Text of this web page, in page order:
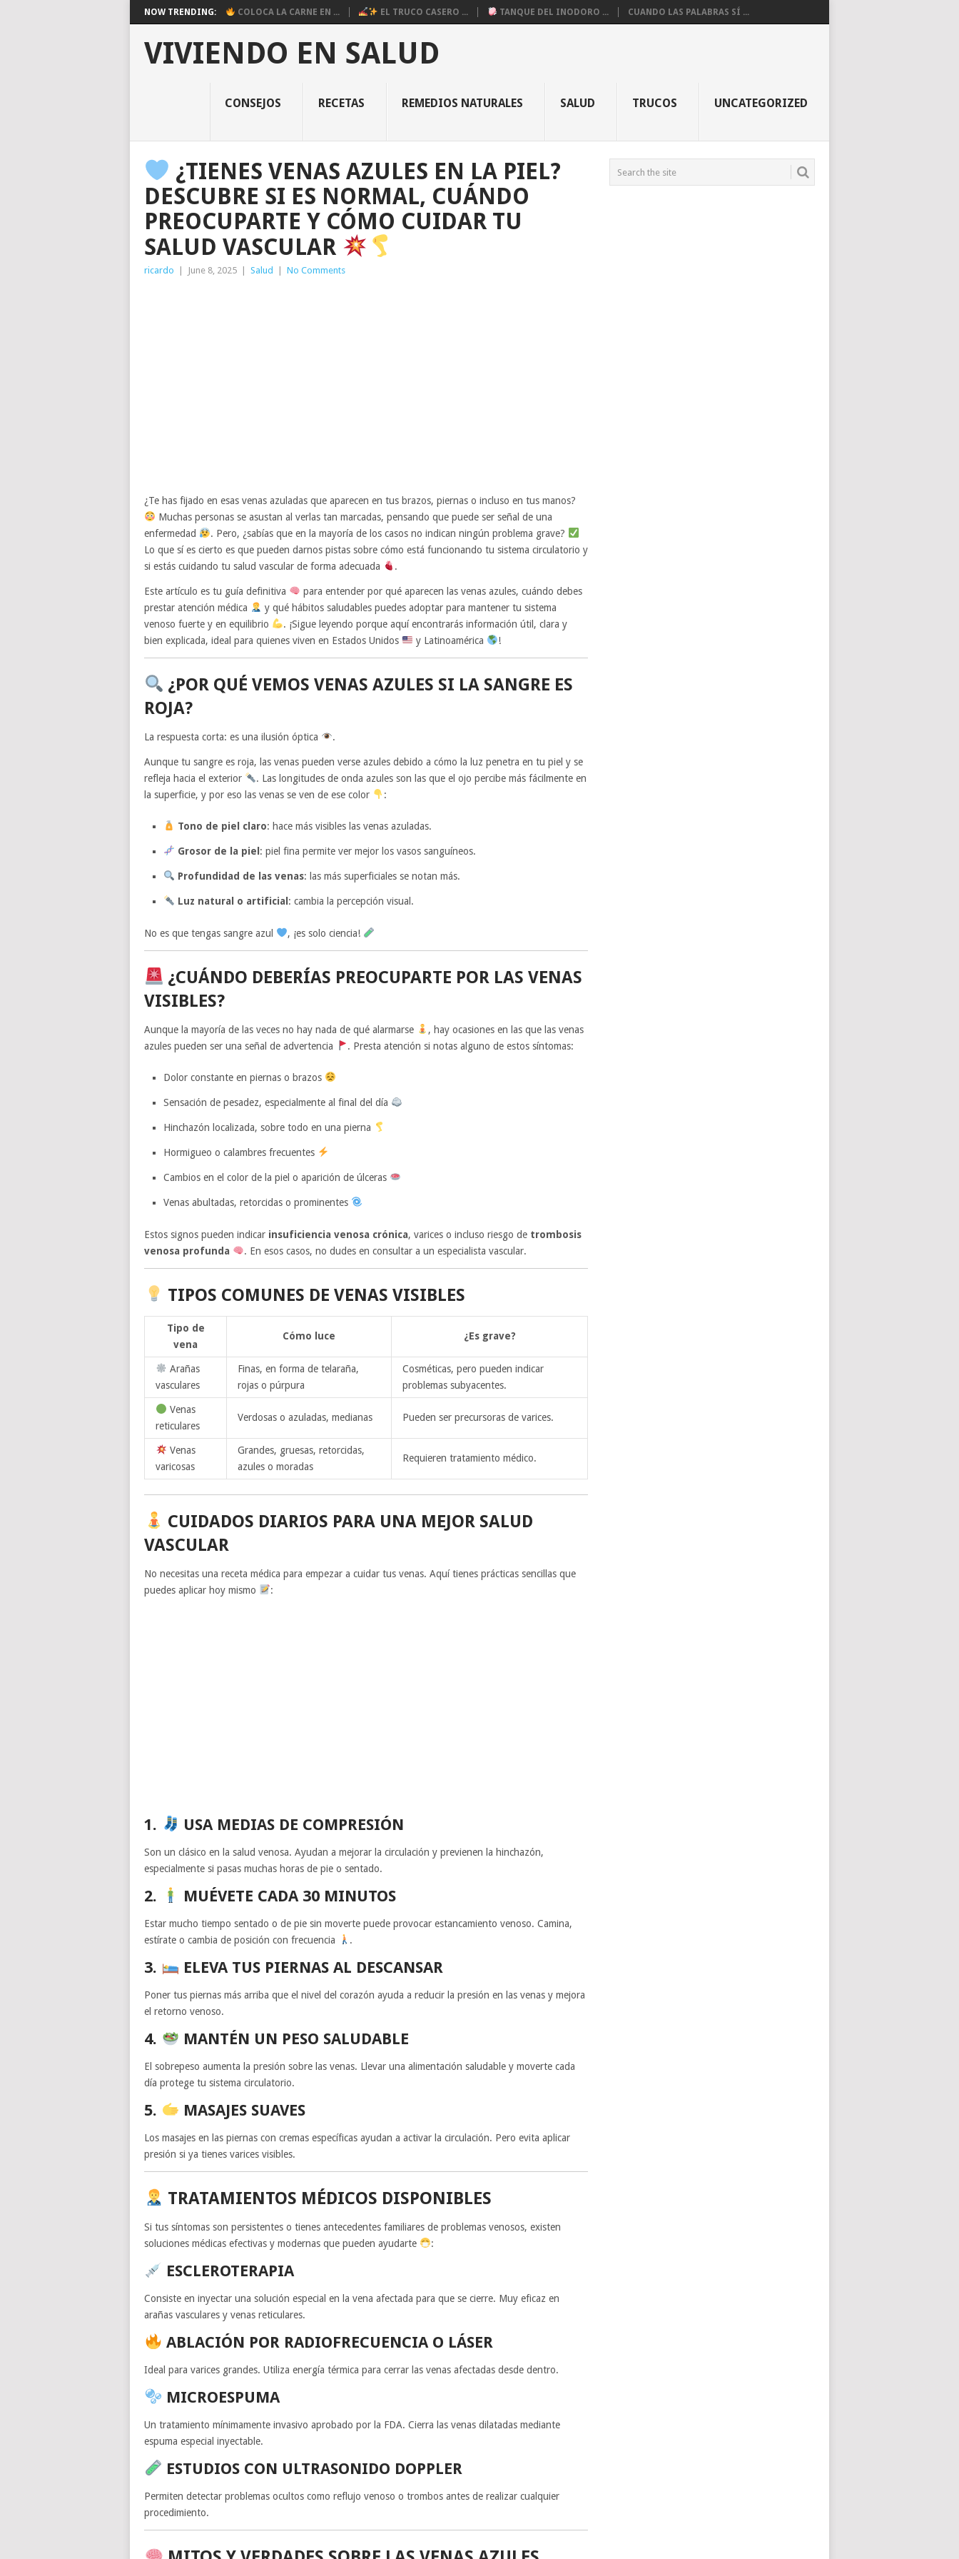
NOW TRENDING: COLOCA LA CARNE EN ... EL TRUCO CASERO ... TANQUE DEL INODORO ... CUANDO LAS PALABRAS SÍ ...
VIVIENDO EN SALUD
CONSEJOS RECETAS REMEDIOS NATURALES SALUD TRUCOS UNCATEGORIZED
¿TIENES VENAS AZULES EN LA PIEL?
DESCUBRE SI ES NORMAL, CUÁNDO
PREOCUPARTE Y CÓMO CUIDAR TU
SALUD VASCULAR
ricardo | June 8, 2025 | Salud | No Comments
¿Te has fijado en esas venas azuladas que aparecen en tus brazos, piernas o incluso en tus manos?
Muchas personas se asustan al verlas tan marcadas, pensando que puede ser señal de una
enfermedad
. Pero, ¿sabías que en la mayoría de los casos no indican ningún problema grave?
Lo que sí es cierto es que pueden darnos pistas sobre cómo está funcionando tu sistema circulatorio y
si estás cuidando tu salud vascular de forma adecuada
.
Este artículo es tu guía definitiva
para entender por qué aparecen las venas azules, cuándo debes
prestar atención médica
y qué hábitos saludables puedes adoptar para mantener tu sistema
venoso fuerte y en equilibrio
. ¡Sigue leyendo porque aquí encontrarás información útil, clara y
bien explicada, ideal para quienes viven en Estados Unidos
y Latinoamérica !
¿POR QUÉ VEMOS VENAS AZULES SI LA SANGRE ES
ROJA?
La respuesta corta: es una ilusión óptica .
Aunque tu sangre es roja, las venas pueden verse azules debido a cómo la luz penetra en tu piel y se
refleja hacia el exterior
. Las longitudes de onda azules son las que el ojo percibe más fácilmente en
la superficie, y por eso las venas se ven de ese color
:
Tono de piel claro: hace más visibles las venas azuladas.
Grosor de la piel : piel fina permite ver mejor los vasos sanguíneos.
Profundidad de las venas: las más superficiales se notan más.
Luz natural o artificial : cambia la percepción visual.
No es que tengas sangre azul , ¡es solo ciencia!
¿CUÁNDO DEBERÍAS PREOCUPARTE POR LAS VENAS
VISIBLES?
Aunque la mayoría de las veces no hay nada de qué alarmarse
, hay ocasiones en las que las venas
azules pueden ser una señal de advertencia
. Presta atención si notas alguno de estos síntomas:
Dolor constante en piernas o brazos
Sensación de pesadez, especialmente al final del día
Hinchazón localizada, sobre todo en una pierna
Hormigueo o calambres frecuentes
Cambios en el color de la piel o aparición de úlceras
Venas abultadas, retorcidas o prominentes
Estos signos pueden indicar insuficiencia venosa crónica, varices o incluso riesgo de trombosis
venosa profunda
. En esos casos, no dudes en consultar a un especialista vascular.
TIPOS COMUNES DE VENAS VISIBLES
Tipo de
vena
Cómo luce ¿Es grave?
Arañas
vasculares
Finas, en forma de telaraña,
rojas o púrpura
Cosméticas, pero pueden indicar
problemas subyacentes.
Venas
reticulares
Verdosas o azuladas, medianas Pueden ser precursoras de varices.
Venas
varicosas
Grandes, gruesas, retorcidas,
azules o moradas
Requieren tratamiento médico.
CUIDADOS DIARIOS PARA UNA MEJOR SALUD
VASCULAR
No necesitas una receta médica para empezar a cuidar tus venas. Aquí tienes prácticas sencillas que
puedes aplicar hoy mismo
:
1. USA MEDIAS DE COMPRESIÓN
Son un clásico en la salud venosa. Ayudan a mejorar la circulación y previenen la hinchazón,
especialmente si pasas muchas horas de pie o sentado.
2. MUÉVETE CADA 30 MINUTOS
Estar mucho tiempo sentado o de pie sin moverte puede provocar estancamiento venoso. Camina,
estírate o cambia de posición con frecuencia
.
3. ELEVA TUS PIERNAS AL DESCANSAR
Poner tus piernas más arriba que el nivel del corazón ayuda a reducir la presión en las venas y mejora
el retorno venoso.
4. MANTÉN UN PESO SALUDABLE
El sobrepeso aumenta la presión sobre las venas. Llevar una alimentación saludable y moverte cada
día protege tu sistema circulatorio.
5. MASAJES SUAVES
Los masajes en las piernas con cremas específicas ayudan a activar la circulación. Pero evita aplicar
presión si ya tienes varices visibles.
TRATAMIENTOS MÉDICOS DISPONIBLES
Si tus síntomas son persistentes o tienes antecedentes familiares de problemas venosos, existen
soluciones médicas efectivas y modernas que pueden ayudarte
:
ESCLEROTERAPIA
Consiste en inyectar una solución especial en la vena afectada para que se cierre. Muy eficaz en
arañas vasculares y venas reticulares.
ABLACIÓN POR RADIOFRECUENCIA O LÁSER
Ideal para varices grandes. Utiliza energía térmica para cerrar las venas afectadas desde dentro.
MICROESPUMA
Un tratamiento mínimamente invasivo aprobado por la FDA. Cierra las venas dilatadas mediante
espuma especial inyectable.
ESTUDIOS CON ULTRASONIDO DOPPLER
Permiten detectar problemas ocultos como reflujo venoso o trombos antes de realizar cualquier
procedimiento.